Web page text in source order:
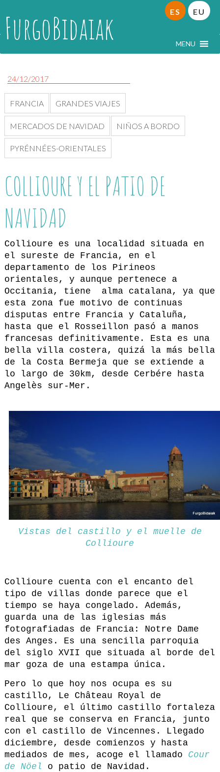
FurgoBidaiak MENU
ES EU
24/12/2017
FRANCIA GRANDES VIAJES
MERCADOS DE NAVIDAD NIÑOS A BORDO
PYRÉNNÉES-ORIENTALES
COLLIOURE Y EL PATIO DE
NAVIDAD
Collioure es una localidad situada en
el sureste de Francia, en el
departamento de los Pirineos
orientales, y aunque pertenece a
Occitania, tiene alma catalana, ya que
esta zona fue motivo de continuas
disputas entre Francia y Cataluña,
hasta que el Rosseillon pasó a manos
francesas definitivamente. Esta es una
bella villa costera, quizá la más bella
de la Costa Bermeja que se extiende a
lo largo de 30km, desde Cerbére hasta
Angelès sur-Mer.
Vistas del castillo y el muelle de
Collioure
Collioure cuenta con el encanto del
tipo de villas donde parece que el
tiempo se haya congelado. Además,
guarda una de las iglesias más
fotografiadas de Francia: Notre Dame
des Anges. Es una sencilla parroquia
del siglo XVII que situada al borde del
mar goza de una estampa única.
Pero lo que hoy nos ocupa es su
castillo, Le Château Royal de
Collioure, el último castillo fortaleza
real que se conserva en Francia, junto
con el castillo de Vincennes. Llegado
diciembre, desde comienzos y hasta
mediados de mes, acoge el llamado Cour
de Nöel o patio de Navidad.